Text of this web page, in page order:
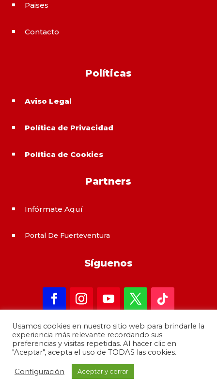
^ Paises
^ Contacto
Políticas
^ Aviso Legal
^ Política de Privacidad
^ Política de Cookies
Partners
^ Infórmate Aquí
^ Portal De Fuerteventura
Síguenos
Copyright 2021 – informateAqui · Desarrollado por
GrupoMoba –644 80 80 44
Usamos cookies en nuestro sitio web para brindarle la
experiencia más relevante recordando sus
preferencias y visitas repetidas. Al hacer clic en
"Aceptar", acepta el uso de TODAS las cookies.
Configuración Aceptar y cerrar